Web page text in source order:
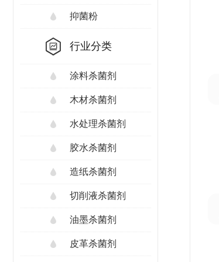
抑菌粉
行业分类
涂料杀菌剂
木材杀菌剂
水处理杀菌剂
胶水杀菌剂
造纸杀菌剂
切削液杀菌剂
油墨杀菌剂
皮革杀菌剂